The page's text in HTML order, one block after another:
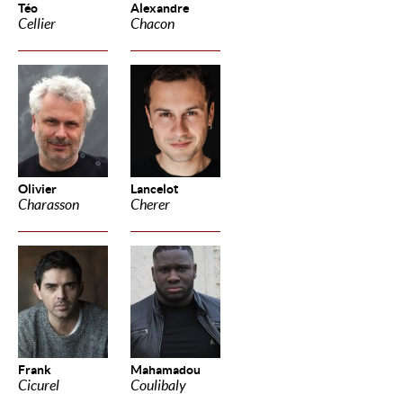
Téo
Cellier
Alexandre
Chacon
Olivier
Charasson
Lancelot
Cherer
Frank
Cicurel
Mahamadou
Coulibaly